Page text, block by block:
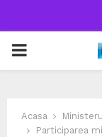
PRIMARY
Acasa
Participarea